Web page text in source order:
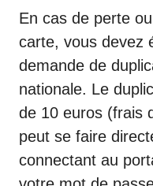
En cas de perte
carte, vous devez
demande de
nationale. Le
de 10 euros (frais
peut se faire
connectant au